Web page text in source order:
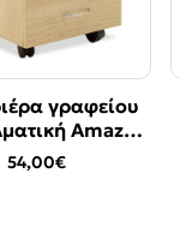
Bestseller
γραφείου
Amazon
τροχήλατη
sonoma
54,00€